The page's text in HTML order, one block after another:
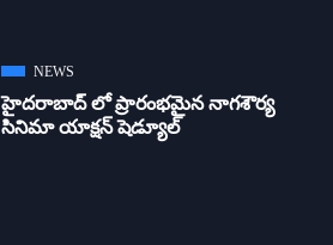
NEWS
హైదరాబాద్ లో ప్రారంభమైన నాగశౌర్య
సినిమా యాక్షన్ షెడ్యూల్